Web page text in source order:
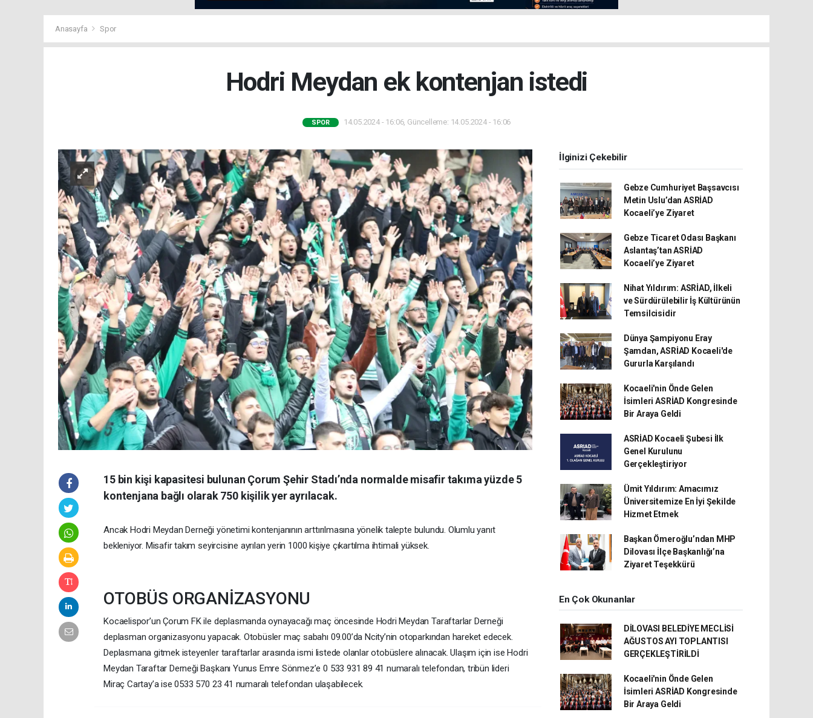
Anasayfa Spor
Hodri Meydan ek kontenjan istedi
SPOR 14.05.2024 - 16:06, Güncelleme: 14.05.2024 - 16:06
15 bin kişi kapasitesi bulunan Çorum Şehir Stadı’nda normalde misafir takıma yüzde 5
kontenjana bağlı olarak 750 kişilik yer ayrılacak.
Ancak Hodri Meydan Derneği yönetimi kontenjanının arttırılmasına yönelik talepte bulundu. Olumlu yanıt
bekleniyor. Misafir takım seyircisine ayrılan yerin 1000 kişiye çıkartılma ihtimali yüksek.
OTOBÜS ORGANİZASYONU
Kocaelispor’un Çorum FK ile deplasmanda oynayacağı maç öncesinde Hodri Meydan Taraftarlar Derneği
deplasman organizasyonu yapacak. Otobüsler maç sabahı 09.00’da Ncity’nin otoparkından hareket edecek.
Deplasmana gitmek isteyenler taraftarlar arasında ismi listede olanlar otobüslere alınacak. Ulaşım için ise Hodri
Meydan Taraftar Derneği Başkanı Yunus Emre Sönmez’e 0 533 931 89 41 numaralı telefondan, tribün lideri
Miraç Cartay’a ise 0533 570 23 41 numaralı telefondan ulaşabilecek.
İlginizi Çekebilir
Gebze Cumhuriyet Başsavcısı
Metin Uslu’dan ASRİAD
Kocaeli’ye Ziyaret
Gebze Ticaret Odası Başkanı
Aslantaş’tan ASRİAD
Kocaeli’ye Ziyaret
Nihat Yıldırım: ASRİAD, İlkeli
ve Sürdürülebilir İş Kültürünün
Temsilcisidir
Dünya Şampiyonu Eray
Şamdan, ASRİAD Kocaeli'de
Gururla Karşılandı
Kocaeli'nin Önde Gelen
İsimleri ASRİAD Kongresinde
Bir Araya Geldi
ASRİAD Kocaeli Şubesi İlk
Genel Kurulunu
Gerçekleştiriyor
Ümit Yıldırım: Amacımız
Üniversitemize En İyi Şekilde
Hizmet Etmek
Başkan Ömeroğlu’ndan MHP
Dilovası İlçe Başkanlığı’na
Ziyaret Teşekkürü
En Çok Okunanlar
DİLOVASI BELEDİYE MECLİSİ
AĞUSTOS AYI TOPLANTISI
GERÇEKLEŞTİRİLDİ
Kocaeli'nin Önde Gelen
İsimleri ASRİAD Kongresinde
Bir Araya Geldi